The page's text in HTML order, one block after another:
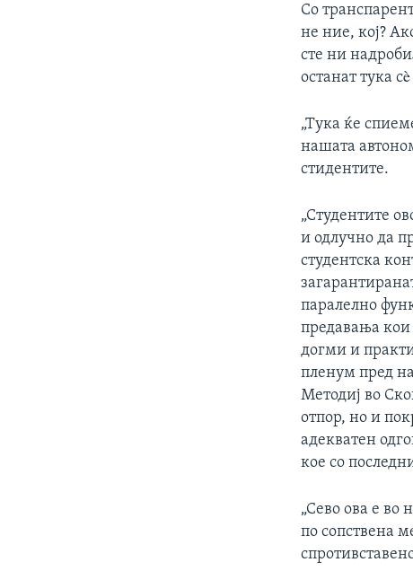
Со
не ние, кој?
сте ни
останат тука
„Тука ќе
нашата
стидентите.
„Студентите
и одлучно да
студентска
паралелно
предавања кои
догми и
пленум пред
Методиј во
отпор, но и
адекватен
кое со
„Сево ова е во
по сопствена